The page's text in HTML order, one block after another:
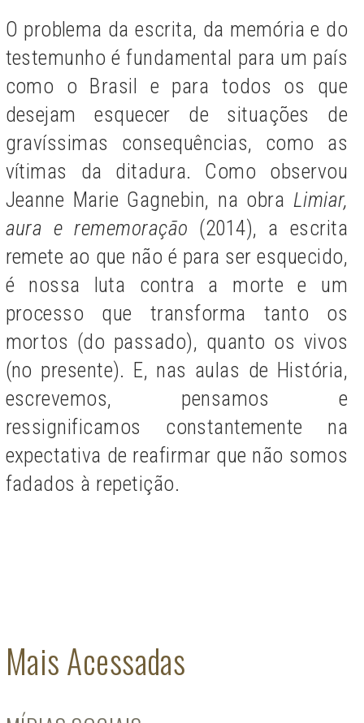
O problema da escrita, da memória e do
testemunho é fundamental para um país
como o Brasil e para todos os que
desejam esquecer de situações de
gravíssimas consequências, como as
vítimas da ditadura. Como observou
Jeanne Marie Gagnebin, na obra Limiar,
aura e rememoração (2014), a escrita
remete ao que não é para ser esquecido,
é nossa luta contra a morte e um
processo que transforma tanto os
mortos (do passado), quanto os vivos
(no presente). E, nas aulas de História,
escrevemos, pensamos e
ressignificamos constantemente na
expectativa de reafirmar que não somos
fadados à repetição.
Mais Acessadas